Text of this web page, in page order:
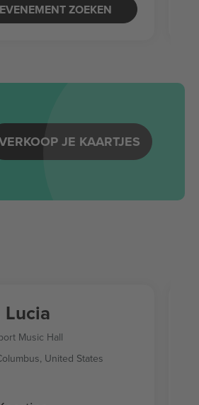
EVENEMENT ZOEKEN
JE KAARTJES
Lucia
Music Hall
United States